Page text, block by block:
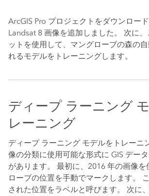
ArcGIS Pro プロジェクトをダウンロー
Landsat 8 画像を追加しました。 次に
ットを使用して、マングローブの森の
れるモデルをトレーニングします。
ディープ ラーニング
レーニング
ディープ ラーニング モデルをトレーニ
像の分類に使用可能な形式に GIS デー
があります。 最初に、2016 年の画像
ローブの位置を手動でマークします。
された位置をラベルと呼びます。 次に